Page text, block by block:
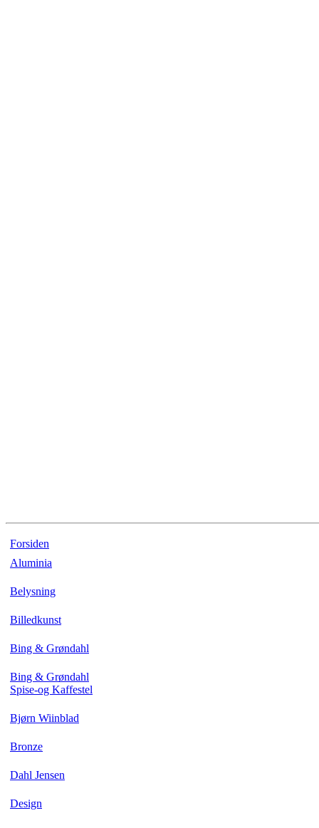
Forsiden
Aluminia
Belysning
Billedkunst
Bing & Grøndahl
Bing & Grøndahl
Spise-og Kaffestel
Bjørn Wiinblad
Bronze
Dahl Jensen
Design